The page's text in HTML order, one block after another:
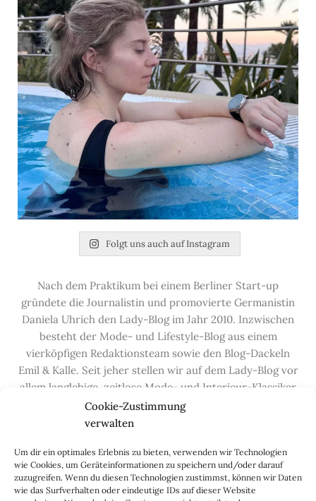
Cookie-Zustimmung
verwalten
Um dir ein optimales Erlebnis zu bieten, verwenden wir Technologien
wie Cookies, um Geräteinformationen zu speichern und/oder darauf
zuzugreifen. Wenn du diesen Technologien zustimmst, können wir Daten
wie das Surfverhalten oder eindeutige IDs auf dieser Website
Folgt uns auch auf Instagram
Nach dem Praktikum bei einem Berliner Start-up
gründete die Journalistin und promovierte Germanistin
Daniela Uhrich den Lady-Blog im Jahr 2010. Inzwischen
besteht der Mode- und Lifestyle-Blog aus einem
vierköpfigen Redaktionsteam sowie den Blog-Dackeln
Emil & Kalle. Seit jeher stellen wir auf dem Lady-Blog vor
allem langlebige, zeitlose Mode- und Interieur-Klassiker
vor, die hochwertig verarbeitet und unter guten
Bedingungen hergestellt wurden – gerne „Made in
Handwerksberufe und kleine feine Firmen, denen wir
hier auf dem Blog eine Präsentationsfläche bieten, sowie
alle Dinge, die das Leben ein bisschen schöner machen.